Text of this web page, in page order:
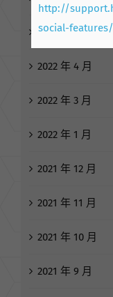
2022 年 5 月
2022 年 4 月
2022 年 3 月
2022 年 1 月
2021 年 12 月
2021 年 11 月
2021 年 10 月
2021 年 9 月
http://
social-features/